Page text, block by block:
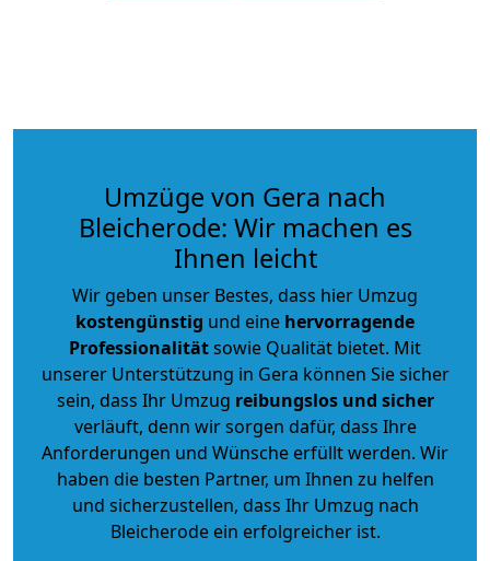
Umzüge von Gera nach
Bleicherode: Wir machen es
Ihnen leicht
Wir geben unser Bestes, dass hier Umzug
kostengünstig und eine hervorragende
Professionalitätsowie Qualität bietet. Mit
unserer Unterstützung in Gera können Sie sicher
sein, dass Ihr Umzug reibungslos und sicher
verläuft, denn wir sorgen dafür, dass Ihre
Anforderungen und Wünsche erfüllt werden. Wir
haben die besten Partner, um Ihnen zu helfen
und sicherzustellen, dass Ihr Umzug nach
Bleicherode ein erfolgreicher ist.